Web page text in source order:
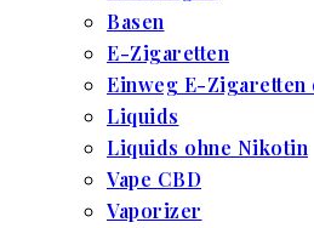
Basen
E-Zigaretten
Einweg E-Zigaretten
Liquids
Liquids ohne Nikotin
Vape CBD
Vaporizer